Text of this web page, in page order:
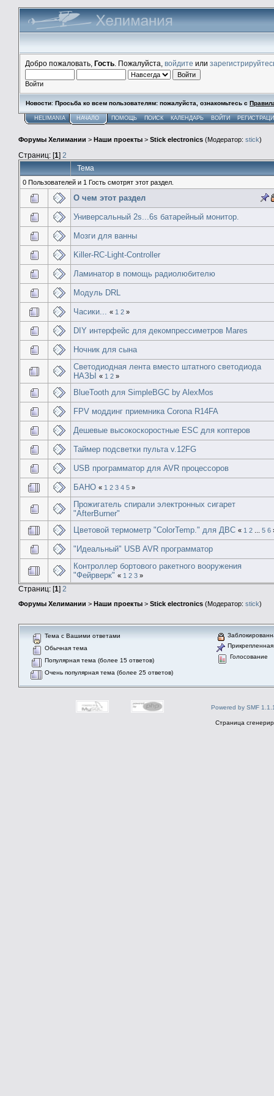
Добро пожаловать, Гость . Пожалуйста, войдите или
Войти
Новости: Просьба ко всем пользователям: пожалуйста, ознакомьтесь с
HELIMANIA НАЧАЛО ПОМОЩЬ ПОИСК КАЛЕНДАРЬ ВОЙТИ
Форумы Хелимании > Наши проекты > Stick electronics (Модератор: stick)
Страниц: [1] 2
Тема
0 Пользователей и 1 Гость смотрят этот раздел.
О чем этот раздел
Универсальный 2s...6s батарейный монитор.
Мозги для ванны
Killer-RC-Light-Controller
Ламинатор в помощь радиолюбителю
Модуль DRL
Часики... « 1 2 »
DIY интерфейс для декомпрессиметров Mares
Ночник для сына
Светодиодная лента вместо штатного светодиода
НАЗЫ « 1 2 »
BlueTooth для SimpleBGC by AlexMos
FPV моддинг приемника Corona R14FA
Дешевые высокоскоростные ESC для коптеров
Таймер подсветки пульта v.12FG
USB программатор для AVR процессоров
БАНО « 1 2 3 4 5 »
Прожигатель спирали электронных сигарет
"AfterBurner"
Цветовой термометр "ColorTemp." для ДВС « 1 2 5 6
"Идеальный" USB AVR программатор
Контроллер бортового ракетного вооружения
"Фейрверк" « 1 2 3 »
Страниц: [1] 2
Форумы Хелимании > Наши проекты > Stick electronics (Модератор: stick)
Тема с Вашими ответами
Обычная тема
Популярная тема (более 15 ответов)
Очень популярная тема (более 25 ответов)
Голосование
Powered by SMF
Страница